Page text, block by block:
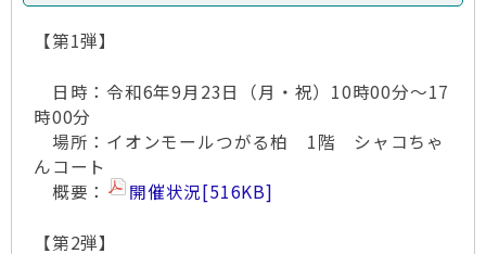
【第1弾】
日時：令和6年9月23日（月・祝）10時00分～17
時00分
場所：イオンモールつがる柏 1階 シャコちゃ
んコート
概要：
開催状況[516KB]
【第2弾】